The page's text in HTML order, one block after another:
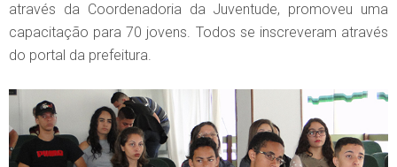
através da Coordenadoria da Juventude, promoveu uma
capacitação para 70 jovens. Todos se inscreveram através
do portal da prefeitura.